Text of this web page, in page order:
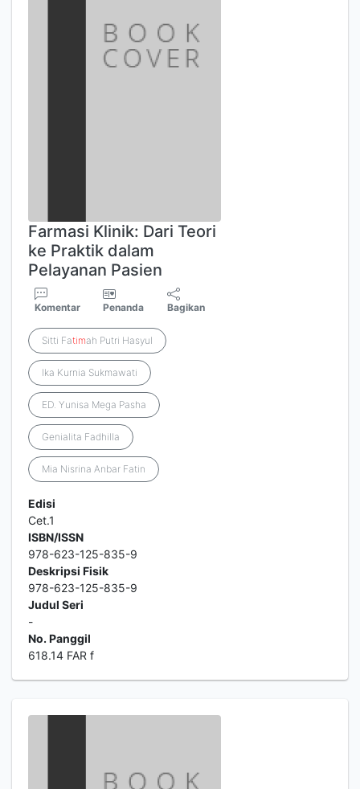
Farmasi Klinik: Dari Teori
ke Praktik dalam
Pelayanan Pasien
Komentar Penanda Bagikan
Sitti Fatimah Putri Hasyul
Ika Kurnia Sukmawati
ED. Yunisa Mega Pasha
Genialita Fadhilla
Mia Nisrina Anbar Fatin
Edisi
Cet.1
ISBN/ISSN
978-623-125-835-9
Deskripsi Fisik
978-623-125-835-9
Judul Seri
-
No. Panggil
618.14 FAR f